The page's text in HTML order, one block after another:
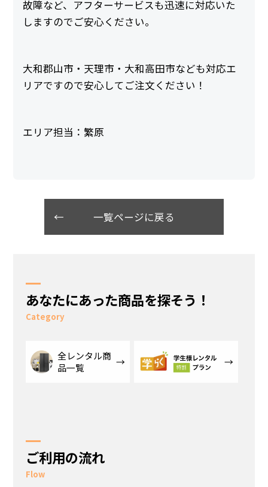
故障など、アフターサービスも迅速に対応いた
しますのでご安心ください。
大和郡山市・天理市・大和高田市なども対応エ
リアですので安心してご注文ください！
エリア担当：繁原
一覧ページに戻る
あなたにあった商品を探そう！
Category
全レンタル商
品一覧
ご利用の流れ
Flow